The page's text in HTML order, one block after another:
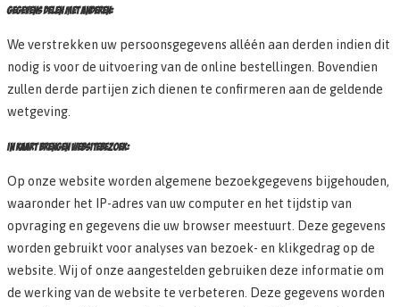
GEGEVENS DELEN MET ANDEREN:
We verstrekken uw persoonsgegevens alléén aan derden indien dit
nodig is voor de uitvoering van de online bestellingen. Bovendien
zullen derde partijen zich dienen te confirmeren aan de geldende
wetgeving.
IN KAART BRENGEN WEBSITEBEZOEK:
Op onze website worden algemene bezoekgegevens bijgehouden,
waaronder het IP-adres van uw computer en het tijdstip van
opvraging en gegevens die uw browser meestuurt. Deze gegevens
worden gebruikt voor analyses van bezoek- en klikgedrag op de
website. Wij of onze aangestelden gebruiken deze informatie om
de werking van de website te verbeteren. Deze gegevens worden